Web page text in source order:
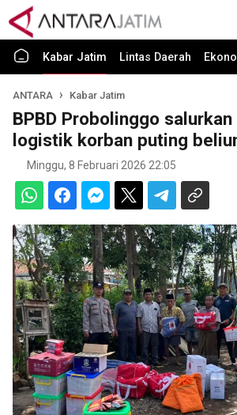
Kabar Jatim Lintas Daerah
ANTARA Kabar Jatim
BPBD Probolinggo
logistik korban puting
Minggu, 8 Februari 2026 22:05